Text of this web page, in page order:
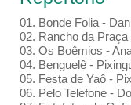
01. Bonde Folia -
02. Rancho da
03. Os Boêmios -
04. Benguelê -
05. Festa de Yaô -
06. Pelo Telefone -